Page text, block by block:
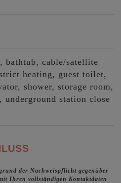
bathtub
cable/satellite
heating
guest toilet
shower storage room
underground station close
der Nachweispflicht gegenüber
Ihren vollständigen Kontaktdaten